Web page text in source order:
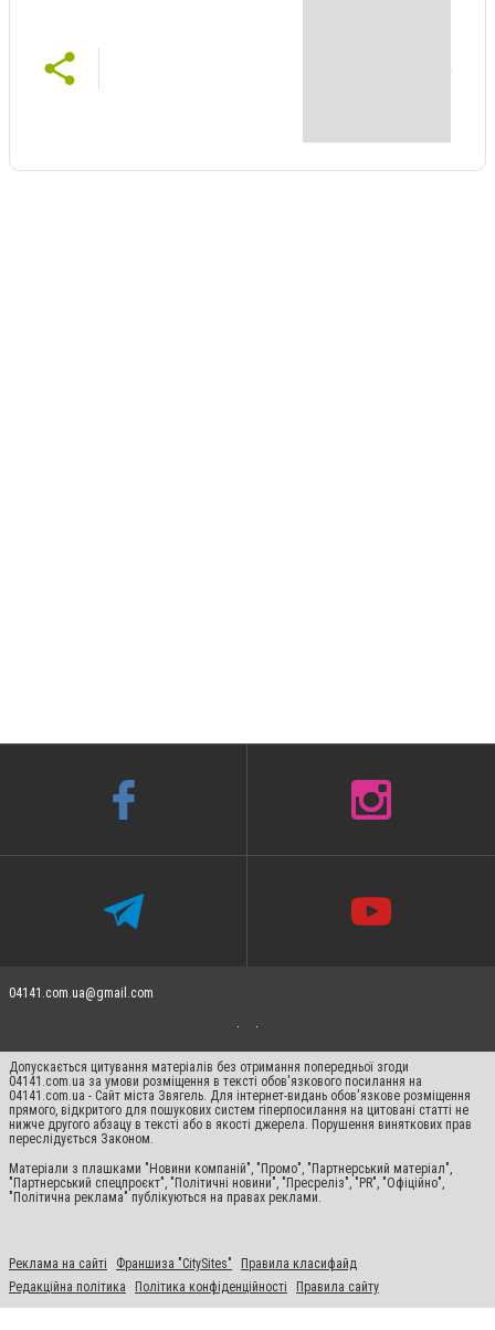
04141.com.ua@gmail.com
Допускається цитування матеріалів без отримання попередньої згоди
04141.com.ua за умови розміщення в тексті обов'язкового посилання на
04141.com.ua - Сайт міста Звягель. Для інтернет-видань обов'язкове розміщення
прямого, відкритого для пошукових систем гіперпосилання на цитовані статті не
нижче другого абзацу в тексті або в якості джерела. Порушення виняткових прав
переслідується Законом.
Матеріали з плашками "Новини компаній", "Промо", "Партнерський матеріал",
"Партнерський спецпроєкт", "Політичні новини", "Пресреліз", "PR", "Офіційно",
"Політична реклама" публікуються на правах реклами.
Реклама на сайті Франшиза "CitySites"
Правила класифайд
Редакційна політика
Політика конфіденційності Правила сайту